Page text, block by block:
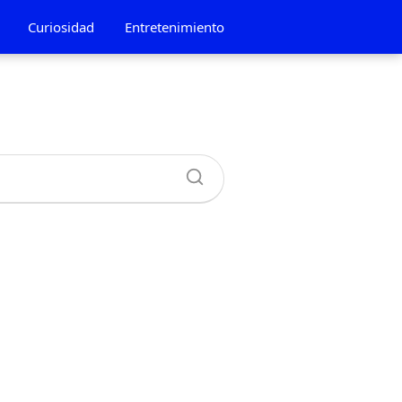
Curiosidad Entretenimiento